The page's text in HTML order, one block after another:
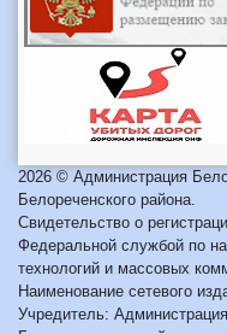
2026 © Администрация
Белореченского района.
Свидетельство о
Федеральной службой по
технологий и массовых
Наименование сетевого
Учредитель: